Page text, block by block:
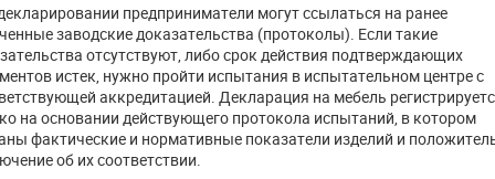
предприниматели могут ссылаться на ранее
заводские доказательства (протоколы). Если такие
отсутствуют, либо срок действия подтверждающих
истек, нужно пройти испытания в испытательном центре с
аккредитацией. Декларация на мебель
на основании действующего протокола испытаний, в котором
фактические и нормативные показатели изделий и
об их соответствии.